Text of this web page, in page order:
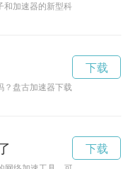
和加速器的新型科技产品，能够
？盘古加速器下载就是您的不二
下载
下载